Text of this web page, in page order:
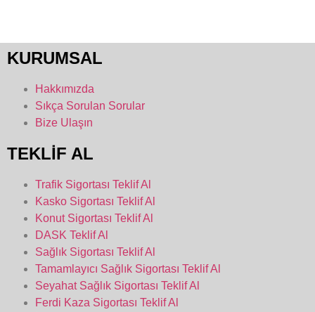
KURUMSAL
Hakkımızda
Sıkça Sorulan Sorular
Bize Ulaşın
TEKLİF AL
Trafik Sigortası Teklif Al
Kasko Sigortası Teklif Al
Konut Sigortası Teklif Al
DASK Teklif Al
Sağlık Sigortası Teklif Al
Tamamlayıcı Sağlık Sigortası Teklif Al
Seyahat Sağlık Sigortası Teklif Al
Ferdi Kaza Sigortası Teklif Al